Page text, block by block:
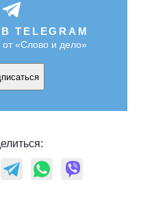
TELEGRAM
«Слово и дело»